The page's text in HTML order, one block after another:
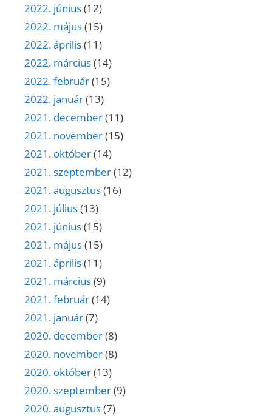
2022. június(12)
2022. május(15)
2022. április(11)
2022. március(14)
2022. február(15)
2022. január(13)
2021. december(11)
2021. november(15)
2021. október(14)
2021. szeptember(12)
2021. augusztus(16)
2021. július(13)
2021. június(15)
2021. május(15)
2021. április(11)
2021. március(9)
2021. február(14)
2021. január(7)
2020. december(8)
2020. november(8)
2020. október(13)
2020. szeptember(9)
2020. augusztus(7)